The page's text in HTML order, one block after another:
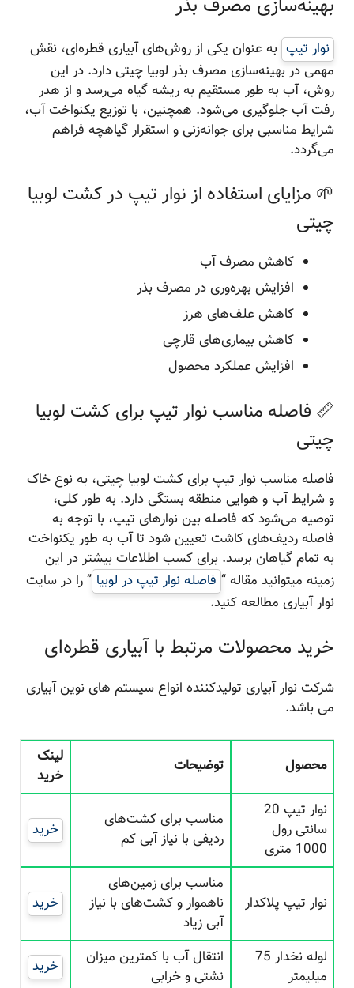
نوار تیپ به عنوان یکی از روش‌های آبیاری قطره‌ای، نقش
مهمی در بهینه‌سازی مصرف بذر لوبیا چیتی دارد. در این
روش، آب به طور مستقیم به ریشه گیاه می‌رسد و از هدر
رفت آب جلوگیری می‌شود. همچنین، با توزیع یکنواخت آب،
شرایط مناسبی برای جوانه‌زنی و استقرار گیاهچه فراهم
می‌گردد.
🌱 مزایای استفاده از نوار تیپ در کشت لوبیا
چیتی
کاهش مصرف آب
افزایش بهره‌وری در مصرف بذر
کاهش علف‌های هرز
کاهش بیماری‌های قارچی
افزایش عملکرد محصول
📏 فاصله مناسب نوار تیپ برای کشت لوبیا
چیتی
فاصله مناسب نوار تیپ برای کشت لوبیا چیتی، به نوع خاک
و شرایط آب و هوایی منطقه بستگی دارد. به طور کلی،
توصیه می‌شود که فاصله بین نوار‌های تیپ، با توجه به
فاصله ردیف‌های کاشت تعیین شود تا آب به طور یکنواخت
به تمام گیاهان برسد. برای کسب اطلاعات بیشتر در این
زمینه میتوانید مقاله “ فاصله نوار تیپ در لوبیا ” را در سایت
نوار آبیاری مطالعه کنید.
خرید محصولات مرتبط با آبیاری قطره‌ای
شرکت نوار آبیاری تولیدکننده انواع سیستم های نوین آبیاری
می باشد.
محصول توضیحات
لینک
خرید
نوار تیپ 20
سانتی رول
1000 متری
مناسب برای کشت‌های
ردیفی با نیاز آبی کم
خرید
نوار تیپ پلاکدار
مناسب برای زمین‌های
ناهموار و کشت‌های با نیاز
آبی زیاد
خرید
لوله نخدار 75
میلیمتر
انتقال آب با کمترین میزان
نشتی و خرابی
خرید